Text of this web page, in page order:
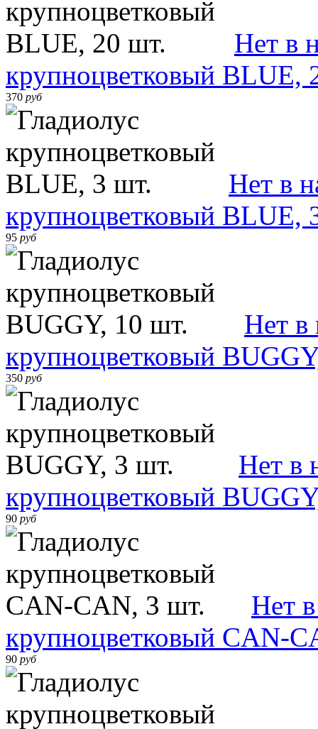
Нет в
крупноцветковый BLUE,
370 руб
Нет в
крупноцветковый BLUE,
95 руб
Нет в
крупноцветковый
350 руб
Нет в
крупноцветковый
90 руб
Нет
крупноцветковый CAN-
90 руб